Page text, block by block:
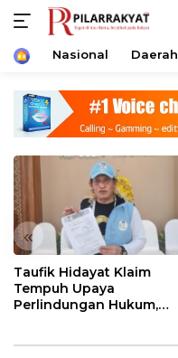
konten
HomeNasional Daerah
«
Taufik Hidayat Klaim
Tempuh Upaya
Perlindungan Hukum,